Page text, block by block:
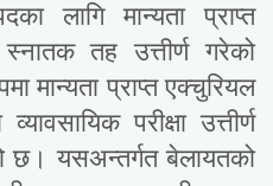
लागि मान्यता प्राप्त
स्नातक तह उत्तीर्ण गरेको
मान्यता प्राप्त एक्चुरियल
परीक्षा उत्तीर्ण
छ। यसअन्तर्गत बेलायतको